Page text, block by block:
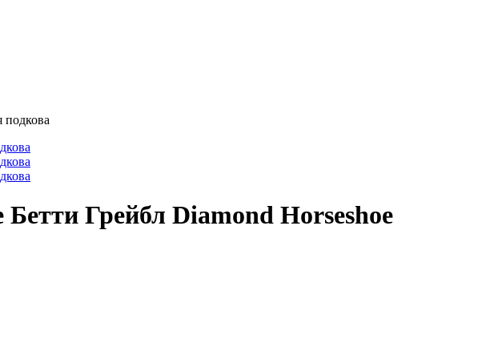
подкова
Грейбл Diamond Horseshoe